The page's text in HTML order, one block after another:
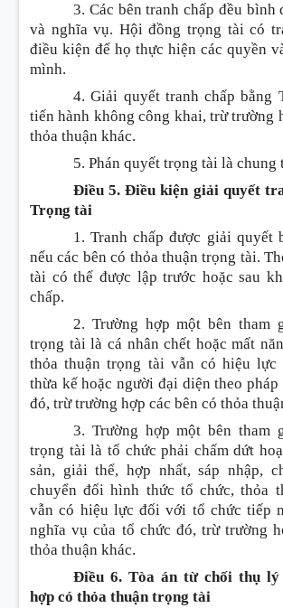
3. Các bên tranh chấp đều bình
và nghĩa vụ. Hội đồng trọng tài có
điều kiện để họ thực hiện các quyền
mình.
4. Giải quyết tranh chấp bằng
tiến hành không công khai, trừ trường
thỏa thuận khác.
5. Phán quyết trọng tài là chung
Điều 5. Điều kiện giải quyết
Trọng tài
1. Tranh chấp được giải quyết
nếu các bên có thỏa thuận trọng tài.
tài có thể được lập trước hoặc sau
chấp.
2. Trường hợp một bên tham
trọng tài là cá nhân chết hoặc mất
thỏa thuận trọng tài vẫn có hiệu
thừa kế hoặc người đại diện theo
đó, trừ trường hợp các bên có thỏa
3. Trường hợp một bên tham
trọng tài là tổ chức phải chấm dứt
sản, giải thể, hợp nhất, sáp nhập,
chuyển đổi hình thức tổ chức, thỏa
vẫn có hiệu lực đối với tổ chức tiếp
nghĩa vụ của tổ chức đó, trừ trường
thỏa thuận khác.
Điều 6. Tòa án từ chối thụ
hợp có thỏa thuận trọng tài